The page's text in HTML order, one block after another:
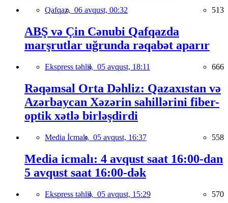
Qafqaz, 06 avqust, 00:32 513
ABŞ və Çin Cənubi Qafqazda
marşrutlar uğrunda rəqabət aparır
Ekspress təhlil, 05 avqust, 18:11 666
Rəqəmsal Orta Dəhliz: Qazaxıstan və
Azərbaycan Xəzərin sahillərini fiber-
optik xətlə birləşdirdi
Media İcmalı, 05 avqust, 16:37 558
Media icmalı: 4 avqust saat 16:00-dan
5 avqust saat 16:00-dək
Ekspress təhlil, 05 avqust, 15:29 570